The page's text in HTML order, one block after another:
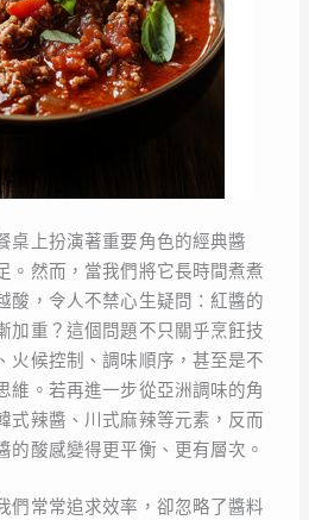
桌上扮演著重要角色的經典醬
。然而，當我們將它長時間煮煮
酸，令人不禁心生疑問：紅醬的
加重？這個問題不只關乎烹飪技
火候控制、調味順序，甚至是不
維。若再進一步從亞洲調味的角
式辣醬、川式麻辣等元素，反而
的酸感變得更平衡、更有層次。
們常常追求效率，卻忽略了醬料